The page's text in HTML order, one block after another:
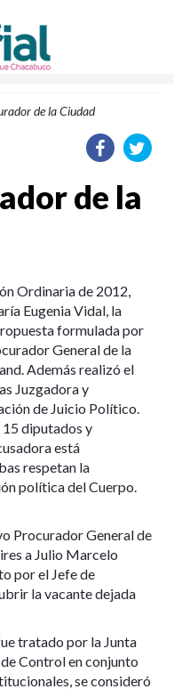
de la Ciudad
de la
Ordinaria de 2012,
Eugenia Vidal, la
formulada por
General de la
Además realizó el
Juzgadora y
de Juicio Político.
15 diputados y
está
respetan la
política del Cuerpo.
Procurador General de
a Julio Marcelo
por el Jefe de
la vacante dejada
tratado por la Junta
Control en conjunto
se consideró